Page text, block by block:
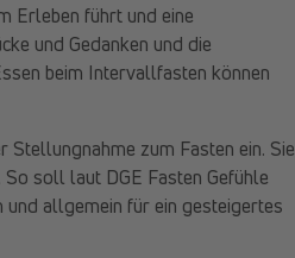
Erleben führt und eine
und Gedanken und die
beim Intervallfasten können
Stellungnahme zum Fasten ein. Sie
soll laut DGE Fasten Gefühle
allgemein für ein gesteigertes